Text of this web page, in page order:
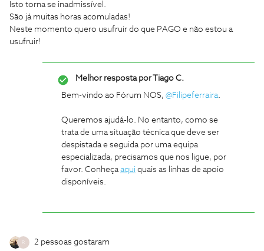
Isto torna se inadmissível.
São já muitas horas acomuladas!
Neste momento quero usufruir do que PAGO e não estou a
usufruir!
Melhor resposta porTiago C.
Bem-vindo ao Fórum NOS, @Filipeferraira.
Queremos ajudá-lo. No entanto, como se
trata de uma situação técnica que deve ser
despistada e seguida por uma equipa
especializada, precisamos que nos ligue, por
favor. Conheçaaqui quais as linhas de apoio
disponíveis.
R 2 pessoas gostaram